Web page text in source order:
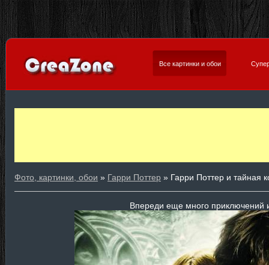
Все картинки и обои
Фото, картинки, обои » Гарри Поттер » Гарри Поттер и тайная
Впереди еще много приключений